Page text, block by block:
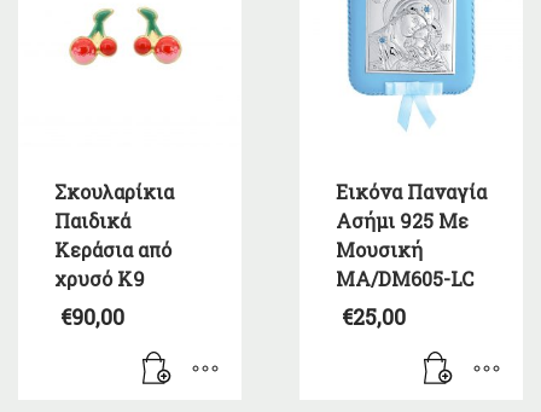
Σκουλαρίκια
Παιδικά
Κεράσια από
χρυσό Κ9
€90,00
Εικόνα Παναγία
Ασήμι 925 Με
Μουσική
MA/DM605-LC
€25,00